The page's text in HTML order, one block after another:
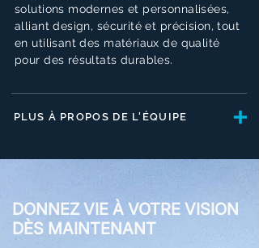
solutions modernes et personnalisées,
alliant design, sécurité et précision, tout
en utilisant des matériaux de qualité
pour des résultats durables.
PLUS À PROPOS DE L'ÉQUIPE
DONNEZ VIE À VOTRE VISION
DÈS MAINTENANT